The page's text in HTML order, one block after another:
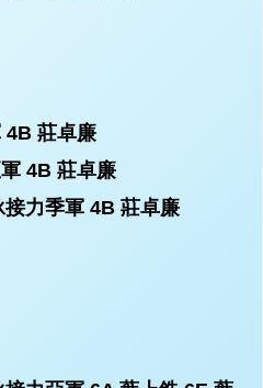
4B 莊卓廉
4B 莊卓廉
接力季軍 4B 莊卓廉